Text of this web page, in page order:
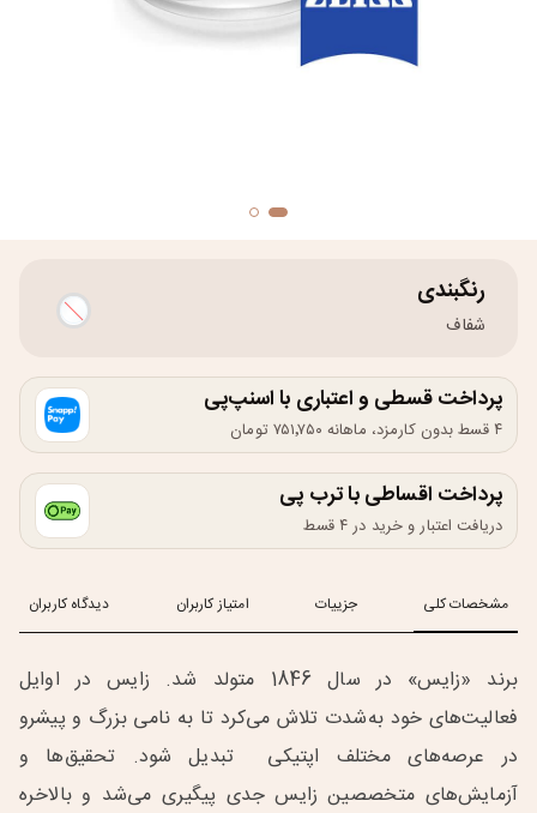
رنگبندی
شفاف
پرداخت قسطی و اعتباری با اسنپ‌پی
۴ قسط بدون کارمزد، ماهانه ۷۵۱٬۷۵۰ تومان
پرداخت اقساطی با ترب پی
دریافت اعتبار و خرید در ۴ قسط
مشخصات کلی جزییات امتیاز کاربران دیدگاه کاربران
برند «زایس» در سال 1846 متولد شد. زایس در اوایل
فعالیت‌های خود به‌شدت تلاش می‌کرد تا به نامی بزرگ و پیشرو
در عرصه‌های مختلف اپتیکی تبدیل شود. تحقیق‌ها و
آزمایش‌های متخصصین زایس جدی پیگیری می‌شد و بالاخره